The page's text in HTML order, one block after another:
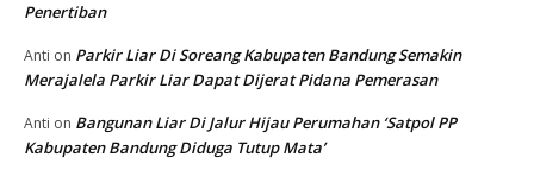
Penertiban
Anti on Parkir Liar Di Soreang Kabupaten Bandung Semakin
Merajalela Parkir Liar Dapat Dijerat Pidana Pemerasan
Anti on Bangunan Liar Di Jalur Hijau Perumahan ‘Satpol PP
Kabupaten Bandung Diduga Tutup Mata’